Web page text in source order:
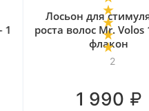
1
2
Лосьон для
роста волос Mr. Volos
флакон
1 990 ₽